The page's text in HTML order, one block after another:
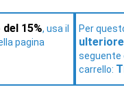
15%, usa il
pagina
Per
seguente
carrello: